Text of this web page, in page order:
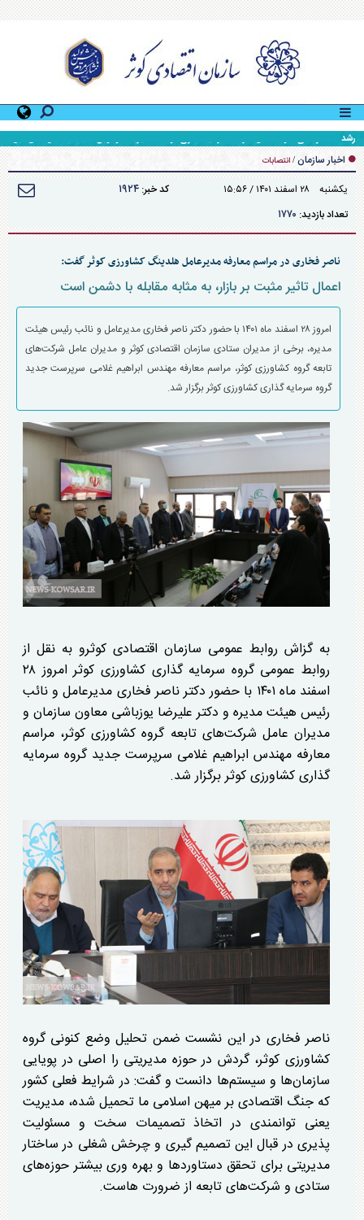
رشد ۱۸۰ درصدی سود خالص شرکت سرمایه‌گذاری توسعه مدیریت آوانوین نسبت به سال مالی قبل
اخبار سازمان / انتصابات
يکشنبه ۲۸ اسفند ۱۴۰۱ / ۱۵:۵۶ کد خبر: ۱۹۲۴
تعداد بازدید: ۱۷۷۰
ناصر فخاری در مراسم معارفه مدیرعامل هلدینگ کشاورزی کوثر گفت:
اعمال تاثیر مثبت بر بازار، به مثابه مقابله با دشمن است
امروز ۲۸ اسفند ماه ۱۴۰۱ با حضور دکتر ناصر فخاری مدیرعامل و نائب رئیس هیئت
مدیره، برخی از مدیران ستادی سازمان اقتصادی کوثر و مدیران عامل شرکت‌های
تابعه گروه کشاورزی کوثر، مراسم معارفه مهندس ابراهیم غلامی سرپرست جدید
گروه سرمایه گذاری کشاورزی کوثر برگزار شد.
به گزاش روابط عمومی سازمان اقتصادی کوثرو به نقل از
روابط عمومی گروه سرمایه گذاری کشاورزی کوثر امروز ۲۸
اسفند ماه ۱۴۰۱ با حضور دکتر ناصر فخاری مدیرعامل و نائب
رئیس هیئت مدیره و دکتر علیرضا یوزباشی معاون سازمان و
مدیران عامل شرکت‌های تابعه گروه کشاورزی کوثر، مراسم
معارفه مهندس ابراهیم غلامی سرپرست جدید گروه سرمایه
گذاری کشاورزی کوثر برگزار شد.
ناصر فخاری در این نشست ضمن تحلیل وضع کنونی گروه
کشاورزی کوثر، گردش در حوزه مدیریتی را اصلی در پویایی
سازمان‌ها و سیستم‌ها دانست و گفت: در شرایط فعلی کشور
که جنگ اقتصادی بر میهن اسلامی ما تحمیل شده، مدیریت
یعنی توانمندی در اتخاذ تصمیمات سخت و مسئولیت
پذیری در قبال این تصمیم گیری و چرخش شغلی در ساختار
مدیریتی برای تحقق دستاورد‌ها و بهره وری بیشتر حوزه‌های
ستادی و شرکت‌های تابعه از ضرورت هاست.